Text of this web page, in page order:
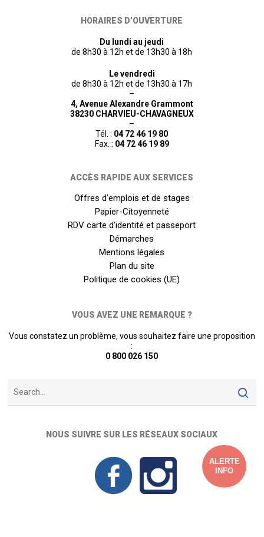
HORAIRES D’OUVERTURE
Du lundi au jeudi
de 8h30 à 12h et de 13h30 à 18h
Le vendredi
de 8h30 à 12h et de 13h30 à 17h
–
4, Avenue Alexandre Grammont
38230 CHARVIEU-CHAVAGNEUX
–
Tél. : 04 72 46 19 80
Fax. : 04 72 46 19 89
ACCÈS RAPIDE AUX SERVICES
Offres d’emplois et de stages
Papier-Citoyenneté
RDV carte d’identité et passeport
Démarches
Mentions légales
Plan du site
Politique de cookies (UE)
VOUS AVEZ UNE REMARQUE ?
Vous constatez un problème, vous souhaitez faire une proposition
:
0 800 026 150
NOUS SUIVRE SUR LES RÉSEAUX SOCIAUX
ALERTE
INFO